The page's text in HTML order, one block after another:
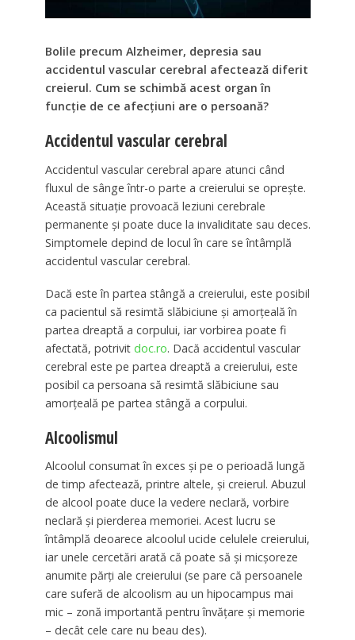
Bolile precum Alzheimer, depresia sau
accidentul vascular cerebral afectează diferit
creierul. Cum se schimbă acest organ în
funcție de ce afecțiuni are o persoană?
Accidentul vascular cerebral
Accidentul vascular cerebral apare atunci când
fluxul de sânge într-o parte a creierului se oprește.
Această situație provoacă leziuni cerebrale
permanente și poate duce la invaliditate sau deces.
Simptomele depind de locul în care se întâmplă
accidentul vascular cerebral.
Dacă este în partea stângă a creierului, este posibil
ca pacientul să resimtă slăbiciune și amorțeală în
partea dreaptă a corpului, iar vorbirea poate fi
afectată, potrivit doc.ro. Dacă accidentul vascular
cerebral este pe partea dreaptă a creierului, este
posibil ca persoana să resimtă slăbiciune sau
amorțeală pe partea stângă a corpului.
Alcoolismul
Alcoolul consumat în exces și pe o perioadă lungă
de timp afectează, printre altele, și creierul. Abuzul
de alcool poate duce la vedere neclară, vorbire
neclară și pierderea memoriei. Acest lucru se
întâmplă deoarece alcoolul ucide celulele creierului,
iar unele cercetări arată că poate să și micșoreze
anumite părți ale creierului (se pare că persoanele
care suferă de alcoolism au un hipocampus mai
mic – zonă importantă pentru învățare și memorie
– decât cele care nu beau des).